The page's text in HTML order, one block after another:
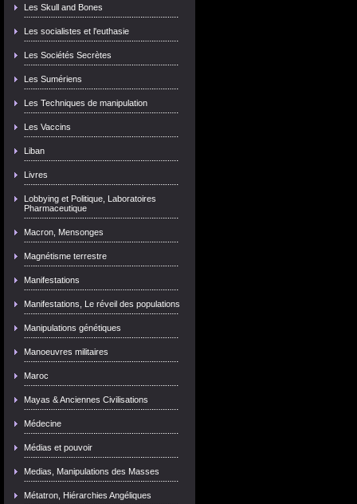
Les Skull and Bones
Les socialistes et l'euthasie
Les Sociétés Secrètes
Les Sumériens
Les Techniques de manipulation
Les Vaccins
Liban
Livres
Lobbying et Politique, Laboratoires
Pharmaceutique
Macron, Mensonges
Magnétisme terrestre
Manifestations
Manifestations, Le réveil des populations
Manipulations génétiques
Manoeuvres militaires
Maroc
Mayas & Anciennes Civilisations
Médecine
Médias et pouvoir
Medias, Manipulations des Masses
Métatron, Hiérarchies Angéliques